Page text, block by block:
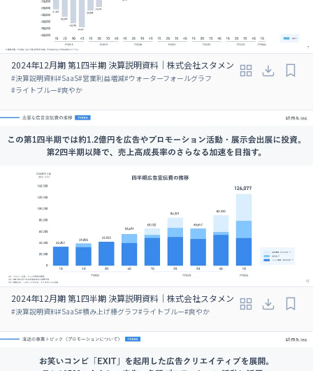
2024年12月期 第1四半期 決算説明資料｜株式会社スタメン
#決算説明資料#SaaS#営業利益増減#ウォーターフォールグラフ
#ライトブルー#爽やか
2024年12月期 第1四半期 決算説明資料｜株式会社スタメン
#決算説明資料#SaaS#積み上げ棒グラフ#ライトブルー#爽やか